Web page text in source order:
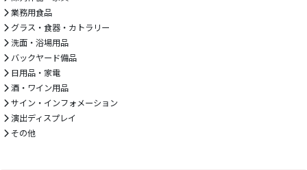
業務用食品
グラス・食器・カトラリー
洗面・浴場用品
バックヤード備品
日用品・家電
酒・ワイン用品
サイン・インフォメーション
演出ディスプレイ
その他